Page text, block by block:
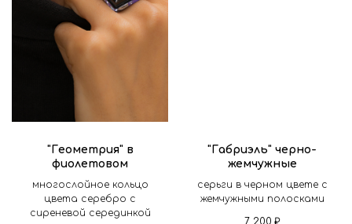
"Геометрия" в
фиолетовом
многослойное кольцо
цвета серебро с
сиреневой серединкой
"Габриэль" черно-
жемчужные
серьги в черном цвете с
жемчужными полосками